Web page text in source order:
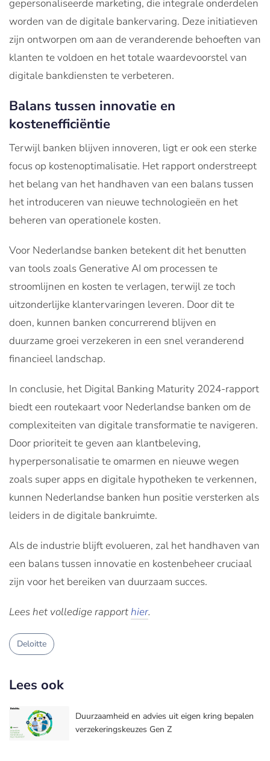
gepersonaliseerde marketing, die integrale onderdelen
worden van de digitale bankervaring. Deze initiatieven
zijn ontworpen om aan de veranderende behoeften van
klanten te voldoen en het totale waardevoorstel van
digitale bankdiensten te verbeteren.
Balans tussen innovatie en
kostenefficiëntie
Terwijl banken blijven innoveren, ligt er ook een sterke
focus op kostenoptimalisatie. Het rapport onderstreept
het belang van het handhaven van een balans tussen
het introduceren van nieuwe technologieën en het
beheren van operationele kosten.
Voor Nederlandse banken betekent dit het benutten
van tools zoals Generative AI om processen te
stroomlijnen en kosten te verlagen, terwijl ze toch
uitzonderlijke klantervaringen leveren. Door dit te
doen, kunnen banken concurrerend blijven en
duurzame groei verzekeren in een snel veranderend
financieel landschap.
In conclusie, het Digital Banking Maturity 2024-rapport
biedt een routekaart voor Nederlandse banken om de
complexiteiten van digitale transformatie te navigeren.
Door prioriteit te geven aan klantbeleving,
hyperpersonalisatie te omarmen en nieuwe wegen
zoals super apps en digitale hypotheken te verkennen,
kunnen Nederlandse banken hun positie versterken als
leiders in de digitale bankruimte.
Als de industrie blijft evolueren, zal het handhaven van
een balans tussen innovatie en kostenbeheer cruciaal
zijn voor het bereiken van duurzaam succes.
Lees het volledige rapporthier.
Deloitte
Lees ook
Duurzaamheid en advies uit eigen kring bepalen
verzekeringskeuzes Gen Z